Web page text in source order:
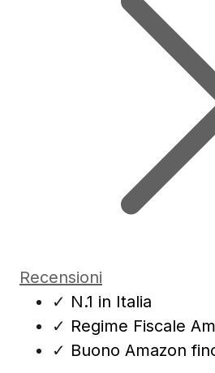
Recensioni
✓ N.1 in Italia
✓ Regime Fiscale
✓ Buono Amazon